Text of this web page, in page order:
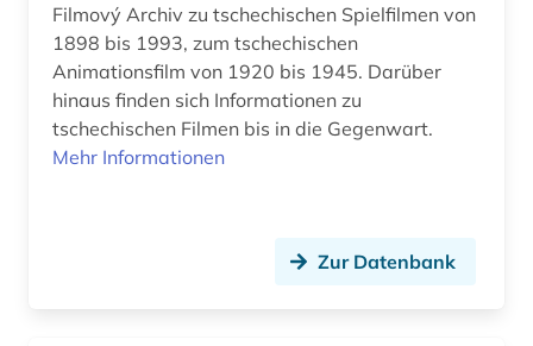
Filmový Archiv zu tschechischen Spielfilmen von
1898 bis 1993, zum tschechischen
Animationsfilm von 1920 bis 1945. Darüber
hinaus finden sich Informationen zu
tschechischen Filmen bis in die Gegenwart.
Mehr Informationen
Zur Datenbank